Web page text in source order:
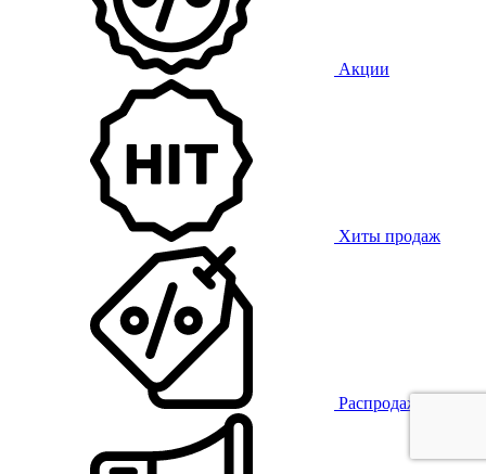
Акции
Хиты продаж
Распродажа